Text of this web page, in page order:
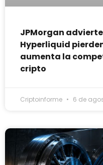
JPMorgan advierte
Hyperliquid
aumenta la
cripto
Criptoinforme 6 de